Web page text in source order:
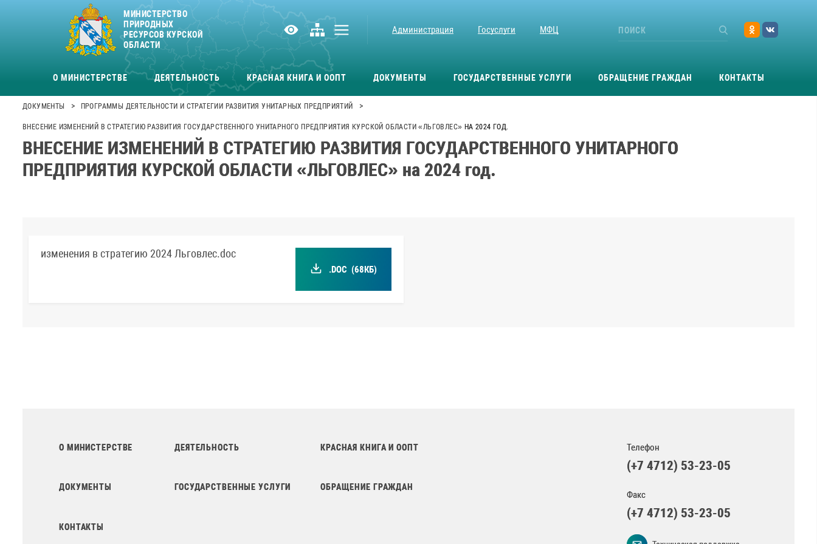
МИНИСТЕРСТВО
ПРИРОДНЫХ
РЕСУРСОВ КУРСКОЙ
ОБЛАСТИ
Администрация Госуслуги МФЦ
О МИНИСТЕРСТВЕ ДЕЯТЕЛЬНОСТЬ КРАСНАЯ КНИГА И ООПТ ДОКУМЕНТЫ ГОСУДАРСТВЕННЫЕ УСЛУГИ ОБРАЩЕНИЕ ГРАЖДАН КОНТАКТЫ
ДОКУМЕНТЫ > ПРОГРАММЫ ДЕЯТЕЛЬНОСТИ И СТРАТЕГИИ РАЗВИТИЯ УНИТАРНЫХ ПРЕДПРИЯТИЙ >
ВНЕСЕНИЕ ИЗМЕНЕНИЙ В СТРАТЕГИЮ РАЗВИТИЯ ГОСУДАРСТВЕННОГО УНИТАРНОГО ПРЕДПРИЯТИЯ КУРСКОЙ ОБЛАСТИ «ЛЬГОВЛЕС» НА 2024 ГОД.
ВНЕСЕНИЕ ИЗМЕНЕНИЙ В СТРАТЕГИЮ РАЗВИТИЯ ГОСУДАРСТВЕННОГО УНИТАРНОГО
ПРЕДПРИЯТИЯ КУРСКОЙ ОБЛАСТИ «ЛЬГОВЛЕС» на 2024 год.
изменения в стратегию 2024 Льговлес.doc
.DOC (68КБ)
О МИНИСТЕРСТВЕ ДЕЯТЕЛЬНОСТЬ КРАСНАЯ КНИГА И ООПТ
ДОКУМЕНТЫ ГОСУДАРСТВЕННЫЕ УСЛУГИ ОБРАЩЕНИЕ ГРАЖДАН
КОНТАКТЫ
Телефон
(+7 4712) 53-23-05
Факс
(+7 4712) 53-23-05